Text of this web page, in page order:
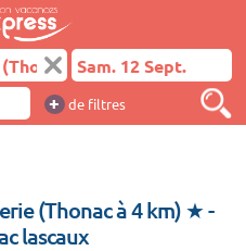
+ de filtres
(Thonac à 4 km) ★-
lascaux